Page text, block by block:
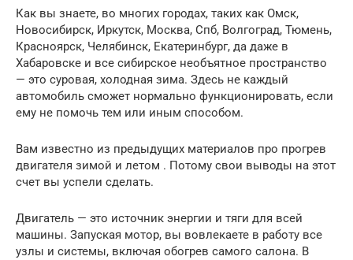
Как вы знаете, во многих городах, таких как Омск,
Новосибирск, Иркутск, Москва, Спб, Волгоград, Тюмень,
Красноярск, Челябинск, Екатеринбург, да даже в
Хабаровске и все сибирское необъятное пространство
— это суровая, холодная зима. Здесь не каждый
автомобиль сможет нормально функционировать, если
ему не помочь тем или иным способом.
Вам известно из предыдущих материалов про прогрев
двигателя зимой и летом . Потому свои выводы на этот
счет вы успели сделать.
Двигатель — это источник энергии и тяги для всей
машины. Запуская мотор, вы вовлекаете в работу все
узлы и системы, включая обогрев самого салона. В